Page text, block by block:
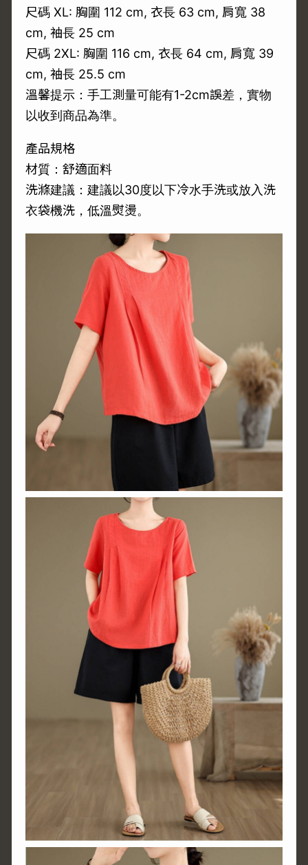
尺碼 XL: 胸圍 112 cm, 衣長 63 cm, 肩寬 38
cm, 袖長 25 cm
尺碼 2XL: 胸圍 116 cm, 衣長 64 cm, 肩寬 39
cm, 袖長 25.5 cm
溫馨提示：手工測量可能有1-2cm誤差，實物
以收到商品為準。
產品規格
材質：舒適面料
洗滌建議：建議以30度以下冷水手洗或放入洗
衣袋機洗，低溫熨燙。